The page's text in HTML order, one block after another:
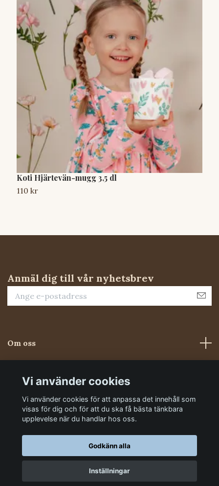
Koti Hjärtevän-mugg 3,5 dl
110 kr
Anmäl dig till vår nyhetsbrev
Om oss
Sociala medier
© 2026 Foderluckan
Vi använder cookies
Vi använder cookies för att anpassa det innehåll som
visas för dig och för att du ska få bästa tänkbara
upplevelse när du handlar hos oss.
Godkänn alla
Inställningar